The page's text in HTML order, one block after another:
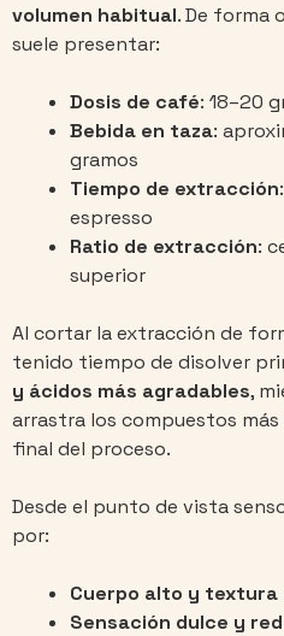
volumen habitual. De forma
suele presentar:
Dosis de café: 18–20
Bebida en taza:
gramos
Tiempo de extracción
espresso
Ratio de extracción:
superior
Al cortar la extracción de
tenido tiempo de disolver
y ácidos más agradables,
arrastra los compuestos
final del proceso.
Desde el punto de vista
por:
Cuerpo alto y textura
Sensación dulce y